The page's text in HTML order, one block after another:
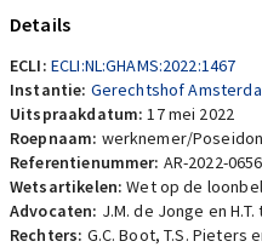
Details
ECLI: ECLI:NL:GHAMS:2022:1467
Instantie: Gerechtshof
Uitspraakdatum:17 mei 2022
Roepnaam: werknemer/
Referentienummer: AR-2022-0656
Wetsartikelen:Wet op de
Advocaten: J.M. de Jonge en H.T.
Rechters: G.C. Boot, T.S. Pieters